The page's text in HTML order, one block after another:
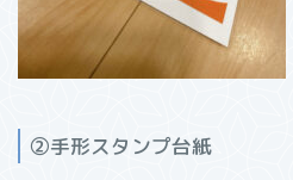
②手形スタンプ台紙